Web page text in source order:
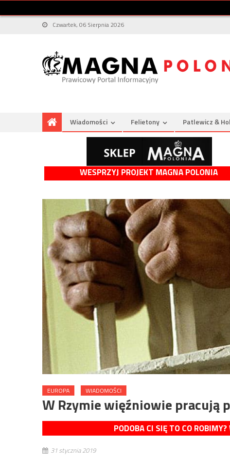
Czwartek, 06 Sierpnia 2026
Wiadomości Felietony Patlewicz &
WESPRZYJ PROJEKT MAGNA POLONIA
EUROPA WIADOMOŚCI
W Rzymie więźniowie pracują
PODOBA CI SIĘ TO CO
31 stycznia 2019